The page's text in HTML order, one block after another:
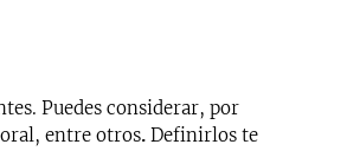
Puedes considerar, por
entre otros. Definirlos te